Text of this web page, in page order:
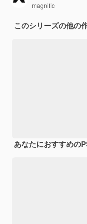
magnific
このシリーズの他の
あなたにおすすめの